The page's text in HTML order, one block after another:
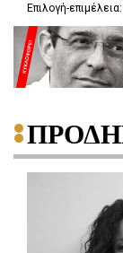
Επιλογή-επιμέλεια: